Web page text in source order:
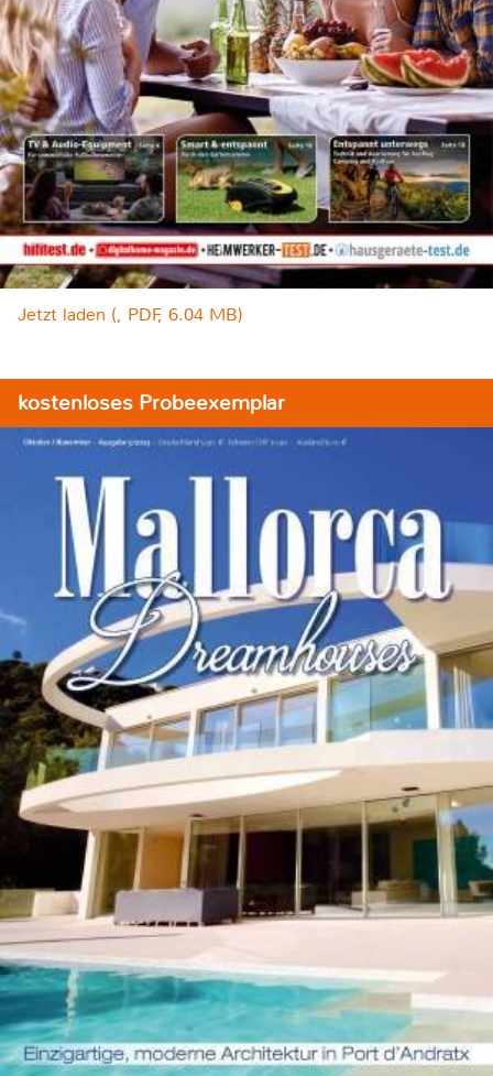
Jetzt laden (, PDF, 6.04 MB)
kostenloses Probeexemplar